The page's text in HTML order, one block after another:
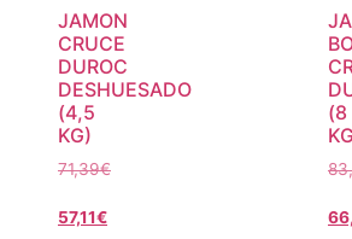
JAMON
CRUCE
DUROC
DESHUESADO
(4,5
KG)
71,39€
57,11€
(8